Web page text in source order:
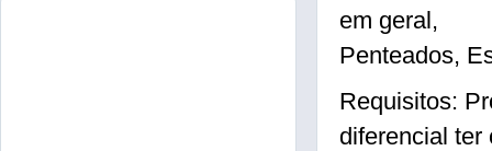
em geral,
Penteados,
Requisitos:
diferencial